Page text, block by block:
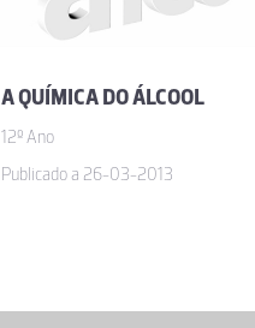
A QUÍMICA DO ÁLCOOL
12º Ano
Publicado a 26-03-2013